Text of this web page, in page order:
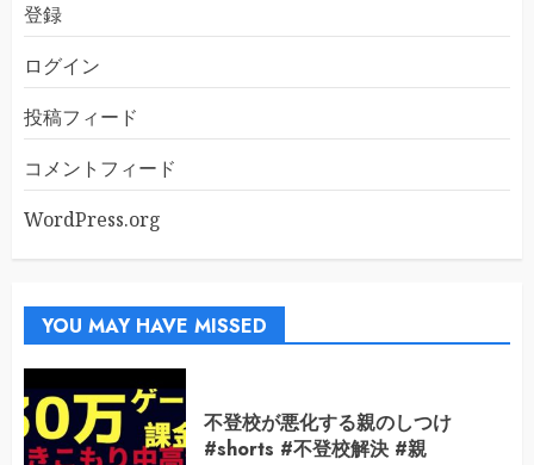
登録
ログイン
投稿フィード
コメントフィード
WordPress.org
YOU MAY HAVE MISSED
不登校が悪化する親のしつけ
#shorts #不登校解決 #親